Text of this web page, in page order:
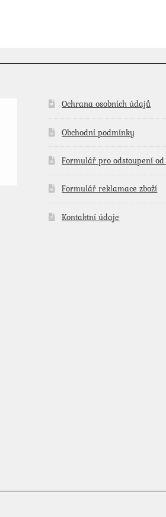
Ochrana osobních údajů
Obchodní podmínky
Formulář pro odstoupení
Formulář reklamace zboží
Kontaktní údaje